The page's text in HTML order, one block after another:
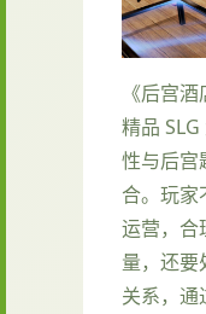
《后宫
精品
性与后宫
合。玩家
运营，合
量，还要
关系，通